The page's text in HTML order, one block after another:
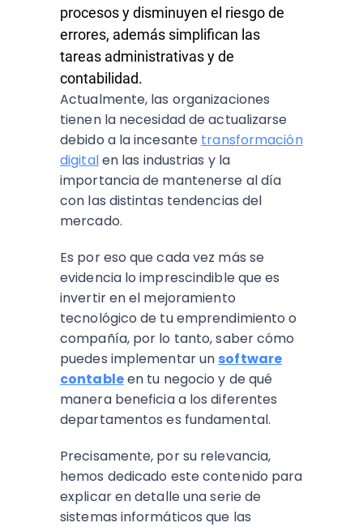
procesos y disminuyen el riesgo de
errores, además simplifican las
tareas administrativas y de
contabilidad.
Actualmente, las organizaciones
tienen la necesidad de actualizarse
debido a la incesante transformación
digitalen las industrias y la
importancia de mantenerse al día
con las distintas tendencias del
mercado.
Es por eso que cada vez más se
evidencia lo imprescindible que es
invertir en el mejoramiento
tecnológico de tu emprendimiento o
compañía, por lo tanto, saber cómo
puedes implementar un software
contableen tu negocio y de qué
manera beneficia a los diferentes
departamentos es fundamental.
Precisamente, por su relevancia,
hemos dedicado este contenido para
explicar en detalle una serie de
sistemas informáticos que las